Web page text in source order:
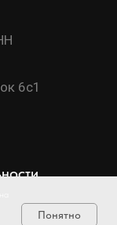
Понятно
6с1